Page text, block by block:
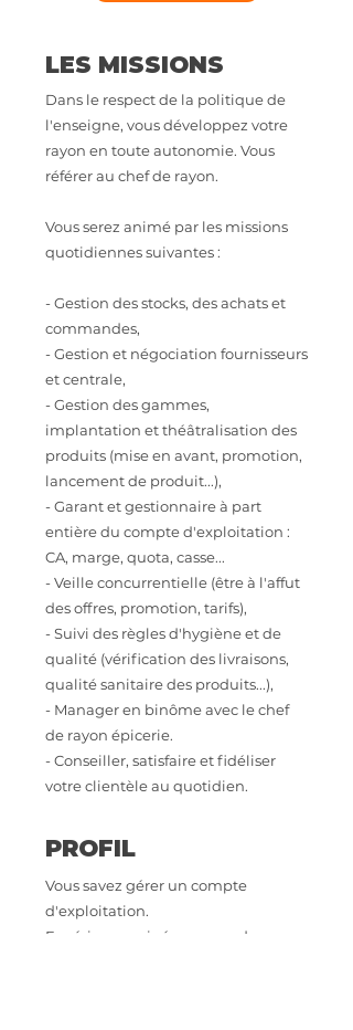
LES MISSIONS
Dans le respect de la politique de
l'enseigne, vous développez votre
rayon en toute autonomie. Vous
référer au chef de rayon.
Vous serez animé par les missions
quotidiennes suivantes :
- Gestion des stocks, des achats et
commandes,
- Gestion et négociation fournisseurs
et centrale,
- Gestion des gammes,
implantation et théâtralisation des
produits (mise en avant, promotion,
lancement de produit...),
- Garant et gestionnaire à part
entière du compte d'exploitation :
CA, marge, quota, casse...
- Veille concurrentielle (être à l'affut
des offres, promotion, tarifs),
- Suivi des règles d'hygiène et de
qualité (vérification des livraisons,
qualité sanitaire des produits...),
- Manager en binôme avec le chef
de rayon épicerie.
- Conseiller, satisfaire et fidéliser
votre clientèle au quotidien.
PROFIL
Vous savez gérer un compte
d'exploitation.
Expérience exigée en grande